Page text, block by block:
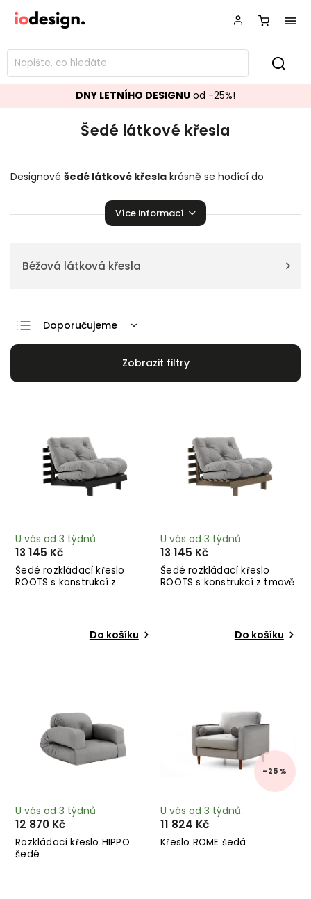
DNY LETNÍHO DESIGNU od -25%!
Šedé látkové křesla
Designové šedé látkové křesla krásně se hodící do
Více informací
Béžová látková křesla
Doporučujeme
Nejlevnější
Šedé rozkládací křeslo
ROOTS s konstrukcí z
U vás od 3 týdnů
13 145 Kč
Do košíku
Šedé rozkládací křeslo
ROOTS s konstrukcí z tmavě
U vás od 3 týdnů
13 145 Kč
Do košíku
Rozkládací křeslo HIPPO
šedé
U vás od 3 týdnů
12 870 Kč
–25 %
Křeslo ROME šedá
U vás od 3 týdnů.
11 824 Kč